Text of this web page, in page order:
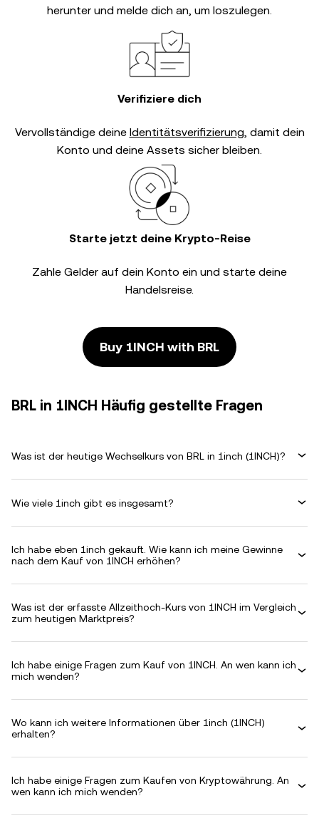
herunter und melde dich an, um loszulegen.
Verifiziere dich
Vervollständige deine Identitätsverifizierung, damit dein
Konto und deine Assets sicher bleiben.
Starte jetzt deine Krypto-Reise
Zahle Gelder auf dein Konto ein und starte deine
Handelsreise.
Buy 1INCH with BRL
BRL in 1INCH Häufig gestellte Fragen
Was ist der heutige Wechselkurs von BRL in 1inch (1INCH)?
Wie viele 1inch gibt es insgesamt?
Ich habe eben 1inch gekauft. Wie kann ich meine Gewinne
nach dem Kauf von 1INCH erhöhen?
Was ist der erfasste Allzeithoch-Kurs von 1INCH im Vergleich
zum heutigen Marktpreis?
Ich habe einige Fragen zum Kauf von 1INCH. An wen kann ich
mich wenden?
Wo kann ich weitere Informationen über 1inch (1INCH)
erhalten?
Ich habe einige Fragen zum Kaufen von Kryptowährung. An
wen kann ich mich wenden?